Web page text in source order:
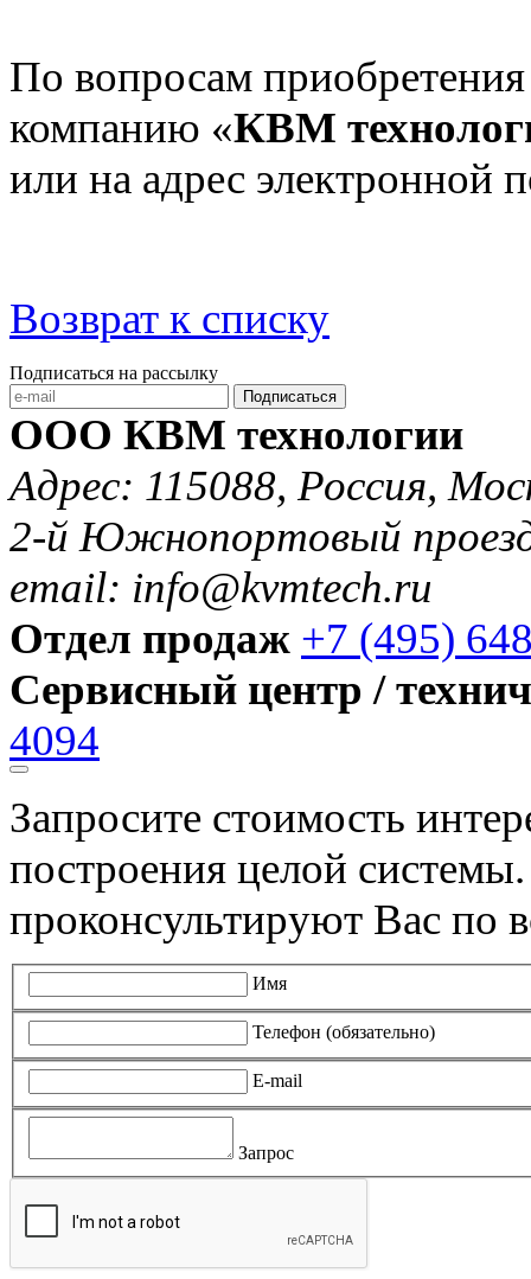
По вопросам
компанию «КВМ
или на адрес электронной
Возврат к списку
Подписаться на рассылку
Подписаться
ООО КВМ технологии
Адрес: 115088, Россия,
2-й Южнопортовый
email: info@kvmtech.ru
Отдел продаж +7 (495)
Сервисный центр /
4094
Запросите стоимость
построения целой
проконсультируют Вас по
Имя
Телефон (обязательно)
E-mail
Запрос